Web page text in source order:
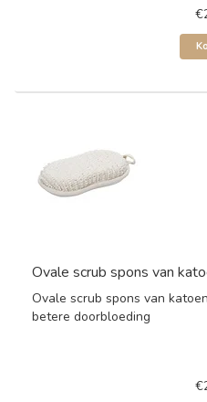
Ovale scrub spons van
Ovale scrub spons van
betere doorbloeding